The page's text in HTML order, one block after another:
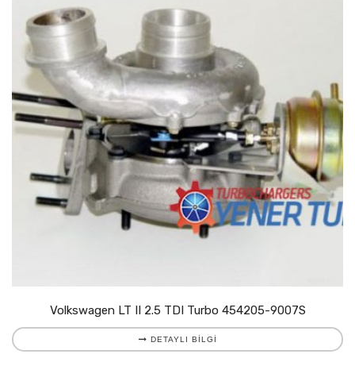
Volkswagen LT II 2.5 TDI Turbo 454205-9007S
DETAYLI BILGI